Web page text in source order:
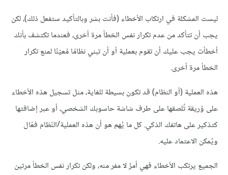
ليست المشكلة في ارتكاب الأخطاء (فأنت بشر وبالتأكيد ستفعل ذلك)، لكن
يجب أن تتأكد من عدم تكرار نفس الخطأ مرة أخرى، فعندما تكتشف بأنك
أخطأت يجب عليك أن تقوم بعملية أو أن تبني نظامًا مُعيّنًا لمنع تكرار
الخطأ مرة أخرى.
هذه العملية (أو النظام) قد تكون بسيطة للغاية، مثل تسجيل هذه الأخطاء
على وُريقة تُلصقها على طرف شاشة حاسوبك الشخصي، أو عبر إضافتها
كتذكير على هاتفك الذكي. كل ما يُهم هو أن هذه العملية/النّظام فعّال
ويُمكن الاعتماد عليه.
الجميع يرتكب الأخطاء فهي أمرٌ لا مفر منه، ولكن تكرار نفس الخطأ مرتين